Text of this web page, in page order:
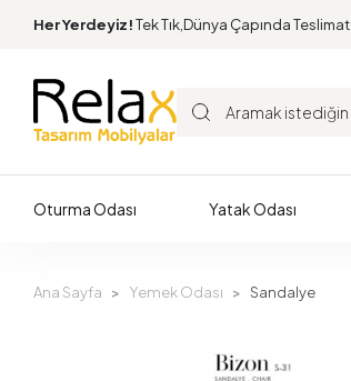
Her Yerdeyiz!Tek Tık,Dünya Çapında Teslimat.
Oturma Odası Yatak Odası
Ana Sayfa Yemek Odası Sandalye